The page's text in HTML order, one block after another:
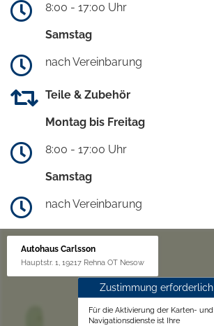
8:00 - 17:00 Uhr
Samstag
nach Vereinbarung
Teile & Zubehör
Montag bis Freitag
8:00 - 17:00 Uhr
Samstag
nach Vereinbarung
Autohaus Carlsson
Hauptstr. 1, 19217 Rehna OT Nesow
Zustimmung erforderlich
Für die Aktivierung der Karten- und
Navigationsdienste ist Ihre